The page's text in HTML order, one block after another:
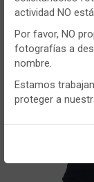
Sin
VER
la navegación
gustos y
Puedes
Para obtener
cookies .
actividad NO
Por favor, NO
fotografías a
nombre.
Estamos
proteger a